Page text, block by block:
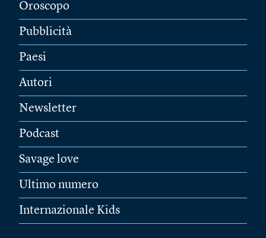
Oroscopo
Pubblicità
Paesi
Autori
Newsletter
Podcast
Savage love
Ultimo numero
Internazionale Kids